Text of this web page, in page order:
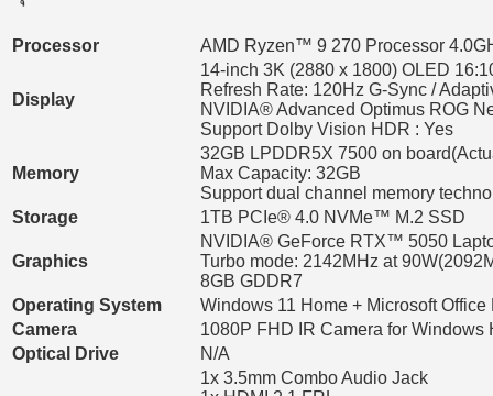
Processor AMD Ryzen™ 9 270 Processor
Display
14-inch 3K (2880 x 1800) OLED
Refresh Rate: 120Hz G-Sync /
NVIDIA® Advanced Optimus ROG
Support Dolby Vision HDR : Yes
Memory
32GB LPDDR5X 7500 on
Max Capacity: 32GB
Support dual channel memory
Storage
1TB PCIe® 4.0 NVMe™ M.2 SSD
Graphics
NVIDIA® GeForce RTX™ 5050
Turbo mode: 2142MHz at
8GB GDDR7
Operating System
Windows 11 Home + Microsoft
Camera
1080P FHD IR Camera for Windows
Optical Drive
N/A
1x 3.5mm Combo Audio Jack